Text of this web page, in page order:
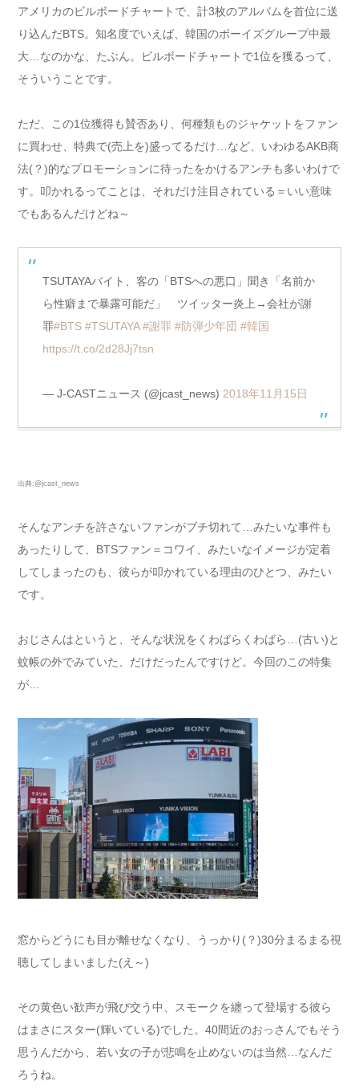
アメリカのビルボードチャートで、計3枚のアルバムを首位に送
り込んだBTS。知名度でいえば、韓国のボーイズグループ中最
大…なのかな、たぶん。ビルボードチャートで1位を獲るって、
そういうことです。
ただ、この1位獲得も賛否あり、何種類ものジャケットをファン
に買わせ、特典で(売上を)盛ってるだけ…など、いわゆるAKB商
法(？)的なプロモーションに待ったをかけるアンチも多いわけで
す。叩かれるってことは、それだけ注目されている＝いい意味
でもあるんだけどね～
TSUTAYAバイト、客の「BTSへの悪口」聞き「名前か
ら性癖まで暴露可能だ」 ツイッター炎上→会社が謝
罪#BTS #TSUTAYA #謝罪 #防弾少年団 #韓国
https://t.co/2d28Jj7tsn
— J-CASTニュース (@jcast_news) 2018年11月15日
出典:@jcast_news
そんなアンチを許さないファンがブチ切れて…みたいな事件も
あったりして、BTSファン＝コワイ、みたいなイメージが定着
してしまったのも、彼らが叩かれている理由のひとつ、みたい
です。
おじさんはというと、そんな状況をくわばらくわばら…(古い)と
蚊帳の外でみていた、だけだったんですけど。今回のこの特集
が…
窓からどうにも目が離せなくなり、うっかり(？)30分まるまる視
聴してしまいました(え～)
その黄色い歓声が飛び交う中、スモークを纏って登場する彼ら
はまさにスター(輝いている)でした。40間近のおっさんでもそう
思うんだから、若い女の子が悲鳴を止めないのは当然…なんだ
ろうね。